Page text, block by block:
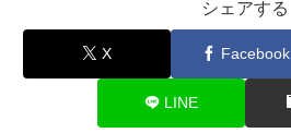
シェアする
X Facebook
LINE